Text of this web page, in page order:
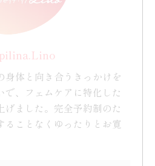
身体と向き合うきっかけを
で、フェムケアに特化した
げました。完全予約制のた
ることなくゆったりとお寛